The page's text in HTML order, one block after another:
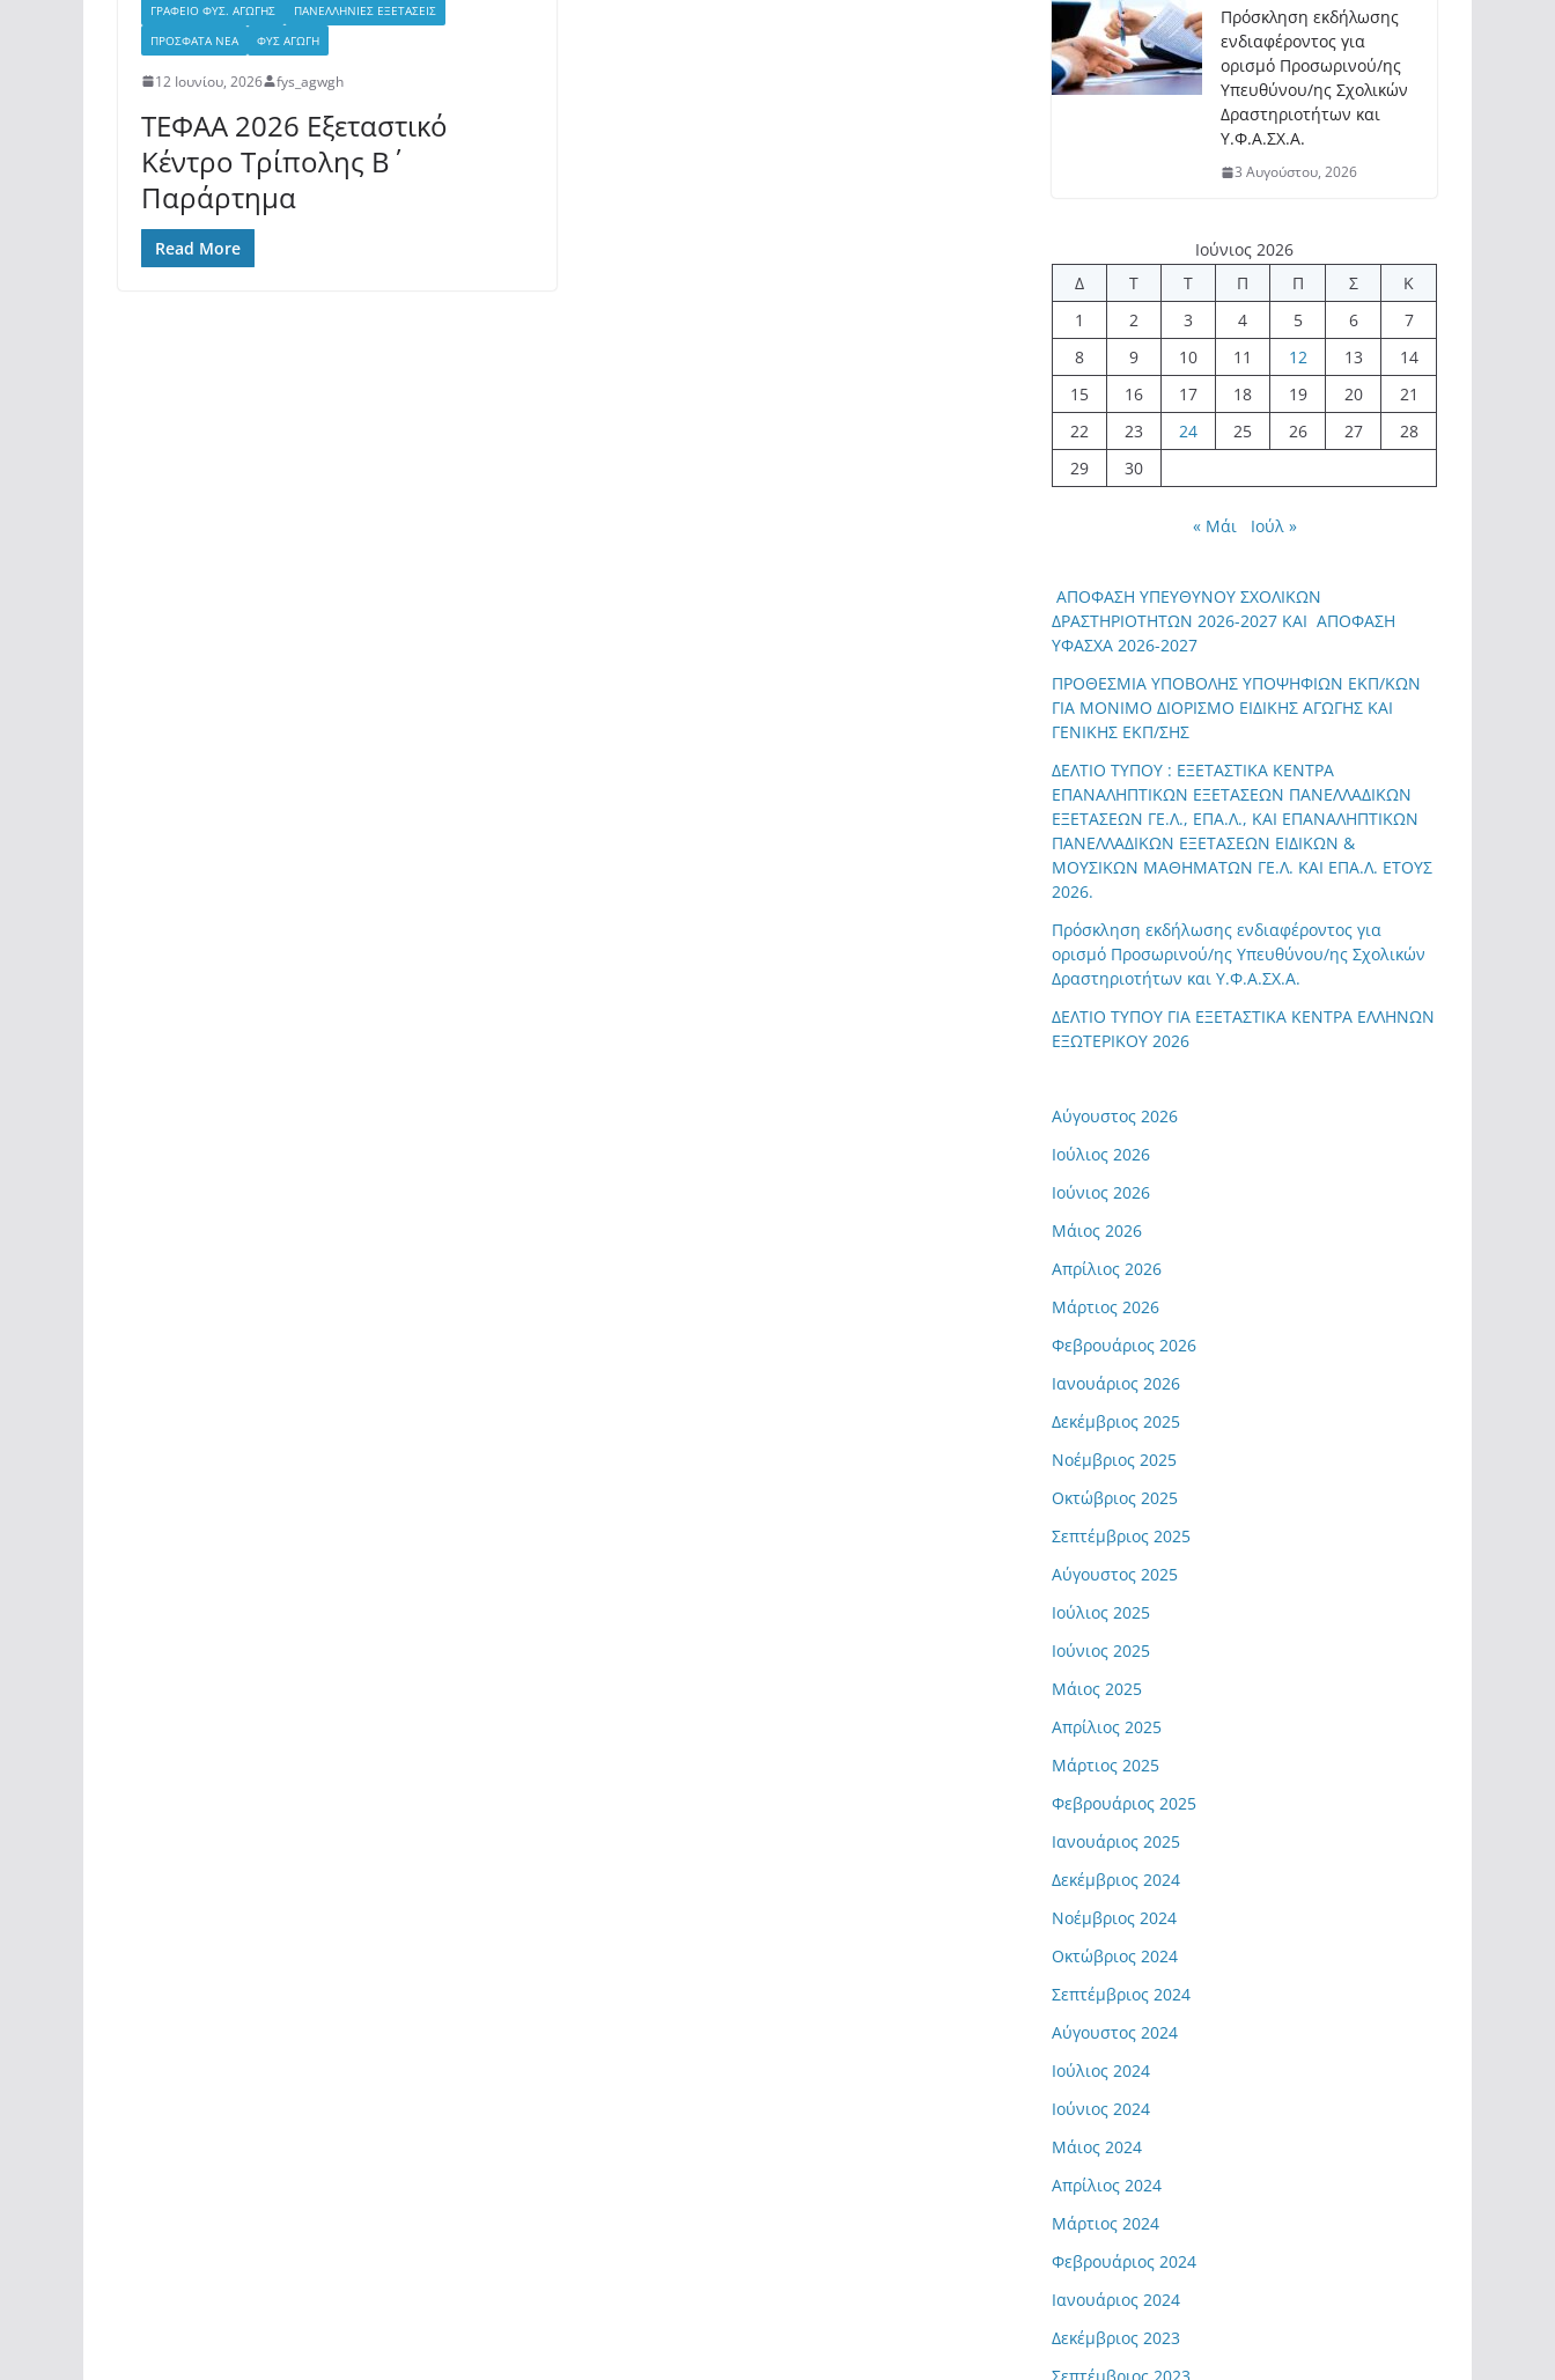
ΓΡΑΦΕΙΟ ΦΥΣ. ΑΓΩΓΗΣ
ΠΑΝΕΛΛΗΝΙΕΣ ΕΞΕΤΑΣΕΙΣ
ΠΡΟΣΦΑΤΑ ΝΕΑ
ΦΥΣ ΑΓΩΓΗ
12 Ιουνίου, 2026 fys_agwgh
ΤΕΦΑΑ 2026 Εξεταστικό
Κέντρο Τρίπολης Β΄
Παράρτημα
Read More
Πρόσκληση εκδήλωσης
ενδιαφέροντος για
ορισμό Προσωρινού/ης
Υπευθύνου/ης Σχολικών
Δραστηριοτήτων και
Υ.Φ.Α.ΣΧ.Α.
3 Αυγούστου, 2026
Ιούνιος 2026
Δ
Τ Τ Π Π Σ
Κ
1
2 3 4 5 6
7
8
9 10 11 12 13
14
15
16 17 18 19 20
21
22
23 24 25 26 27
28
29
30
« Μάι Ιούλ »
ΑΠΟΦΑΣΗ ΥΠΕΥΘΥΝΟΥ ΣΧΟΛΙΚΩΝ
ΔΡΑΣΤΗΡΙΟΤΗΤΩΝ 2026-2027 ΚΑΙ ΑΠΟΦΑΣΗ
ΥΦΑΣΧΑ 2026-2027
ΠΡΟΘΕΣΜΙΑ ΥΠΟΒΟΛΗΣ ΥΠΟΨΗΦΙΩΝ ΕΚΠ/ΚΩΝ
ΓΙΑ ΜΟΝΙΜΟ ΔΙΟΡΙΣΜΟ ΕΙΔΙΚΗΣ ΑΓΩΓΗΣ ΚΑΙ
ΓΕΝΙΚΗΣ ΕΚΠ/ΣΗΣ
ΔΕΛΤΙΟ ΤΥΠΟΥ : ΕΞΕΤΑΣΤΙΚΑ ΚΕΝΤΡΑ
ΕΠΑΝΑΛΗΠΤΙΚΩΝ ΕΞΕΤΑΣΕΩΝ ΠΑΝΕΛΛΑΔΙΚΩΝ
ΕΞΕΤΑΣΕΩΝ ΓΕ.Λ., ΕΠΑ.Λ., ΚΑΙ ΕΠΑΝΑΛΗΠΤΙΚΩΝ
ΠΑΝΕΛΛΑΔΙΚΩΝ ΕΞΕΤΑΣΕΩΝ ΕΙΔΙΚΩΝ &
ΜΟΥΣΙΚΩΝ ΜΑΘΗΜΑΤΩΝ ΓΕ.Λ. ΚΑΙ ΕΠΑ.Λ. ΕΤΟΥΣ
2026.
Πρόσκληση εκδήλωσης ενδιαφέροντος για
ορισμό Προσωρινού/ης Υπευθύνου/ης Σχολικών
Δραστηριοτήτων και Υ.Φ.Α.ΣΧ.Α.
ΔΕΛΤΙΟ ΤΥΠΟΥ ΓΙΑ ΕΞΕΤΑΣΤΙΚΑ ΚΕΝΤΡΑ ΕΛΛΗΝΩΝ
ΕΞΩΤΕΡΙΚΟΥ 2026
Αύγουστος 2026
Ιούλιος 2026
Ιούνιος 2026
Μάιος 2026
Απρίλιος 2026
Μάρτιος 2026
Φεβρουάριος 2026
Ιανουάριος 2026
Δεκέμβριος 2025
Νοέμβριος 2025
Οκτώβριος 2025
Σεπτέμβριος 2025
Αύγουστος 2025
Ιούλιος 2025
Ιούνιος 2025
Μάιος 2025
Απρίλιος 2025
Μάρτιος 2025
Φεβρουάριος 2025
Ιανουάριος 2025
Δεκέμβριος 2024
Νοέμβριος 2024
Οκτώβριος 2024
Σεπτέμβριος 2024
Αύγουστος 2024
Ιούλιος 2024
Ιούνιος 2024
Μάιος 2024
Απρίλιος 2024
Μάρτιος 2024
Φεβρουάριος 2024
Ιανουάριος 2024
Δεκέμβριος 2023